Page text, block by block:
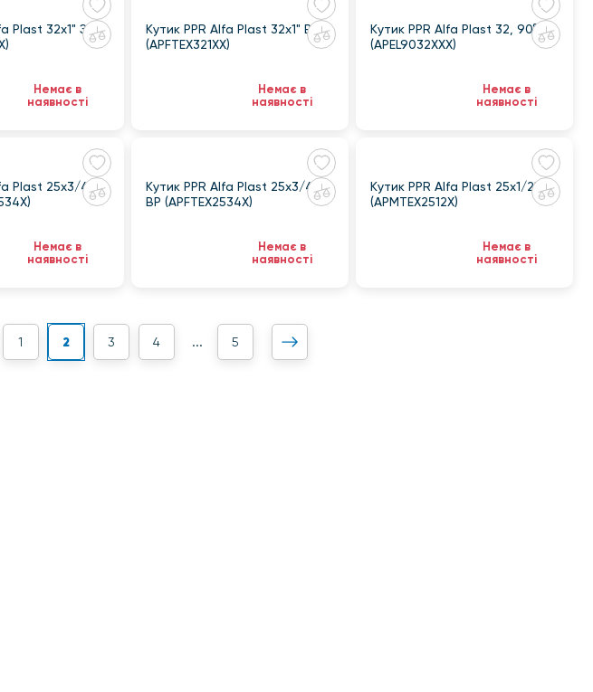
у світовий ринок, залишаючись водночас близькою до потреб локальних
Plast 32х1" ЗР
Немає в
наявності
Кутик PPR Alfa Plast 32х1" ВР
(APFTEX321XX)
Немає в
наявності
Кутик PPR Alfa Plast 32, 90°
(APEL9032XXX)
Немає в
наявності
Plast 25х3/4"
Немає в
наявності
Кутик PPR Alfa Plast 25х3/4"
ВР (APFTEX2534X)
Немає в
наявності
Кутик PPR Alfa Plast 25х1/2" ЗР
(APMTEX2512X)
Немає в
наявності
1 2 3 4 5